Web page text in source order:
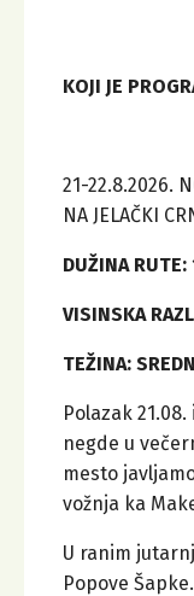
KOJI JE
21-22.8.2026.
NA JELAČKI
DUŽINA RUTE:
VISINSKA
TEŽINA:
Polazak 21.08.
negde u
mesto
vožnja ka
U ranim
Popove